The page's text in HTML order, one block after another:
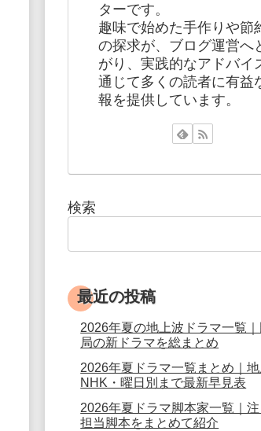
ターです。
趣味で始めた手作りや節
の探求が、ブログ運営へ
がり、実践的なアドバイ
通じて多くの読者に有益
報を提供しています。
検索
最近の投稿
2026年夏の地上波ドラマ一覧
局の新ドラマを総まとめ
2026年夏ドラマ一覧まとめ｜地
NHK・曜日別まで最新早見表
2026年夏ドラマ脚本家一覧｜
担当脚本をまとめて紹介